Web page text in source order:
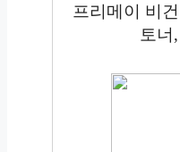
프리메이 비
토너